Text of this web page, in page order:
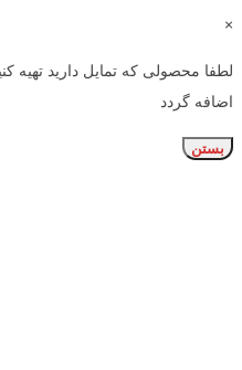
×
لطفا محصولی که تمایل دارید تهیه
اضافه گردد
بستن